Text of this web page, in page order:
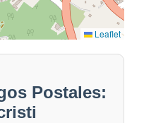
Leaflet
Postales: